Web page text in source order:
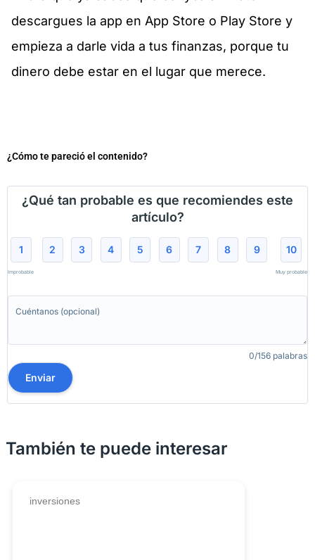
descargues la app en App Store o Play Store y
empieza a darle vida a tus finanzas, porque tu
dinero debe estar en el lugar que merece.
¿Cómo te pareció el contenido?
¿Qué tan probable es que recomiendes este
artículo?
1
Improbable
2 3 4 5 6 7 8 9 10
Muy probable
0/156 palabras
Enviar
También te puede interesar
inversiones